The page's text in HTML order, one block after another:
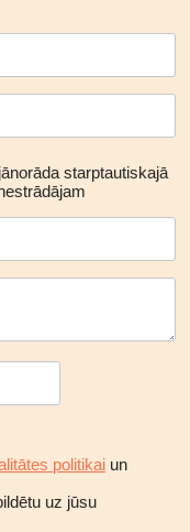
starptautiskajā
politikai un
uz jūsu